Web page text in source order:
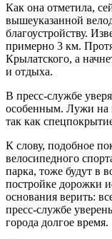
Как она отметила,
вышеуказанной
благоустройству.
примерно 3 км.
Крылатского, а
и отдыха.
В пресс-службе
особенным. Лужи на
так как
К слову, подобное
велосипедного
парка, тоже будут в
постройке дорожки
основания верить:
пресс-службе
города долгое время.